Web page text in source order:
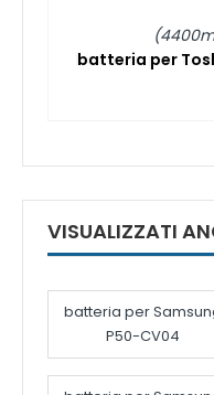
batteria per
VISUALIZZATI
batteria per
P50-CV04